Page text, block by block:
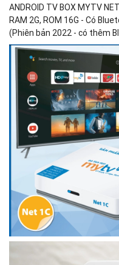
ANDROID TV BOX MYTV
RAM 2G, ROM 16G - Có
(Phiên bản 2022 - có thêm